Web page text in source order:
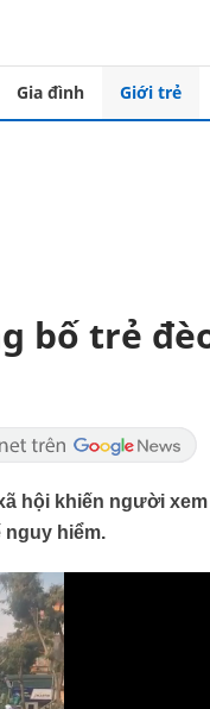
Gia đình Giới trẻ
bố trẻ
hội khiến người
nguy hiểm.